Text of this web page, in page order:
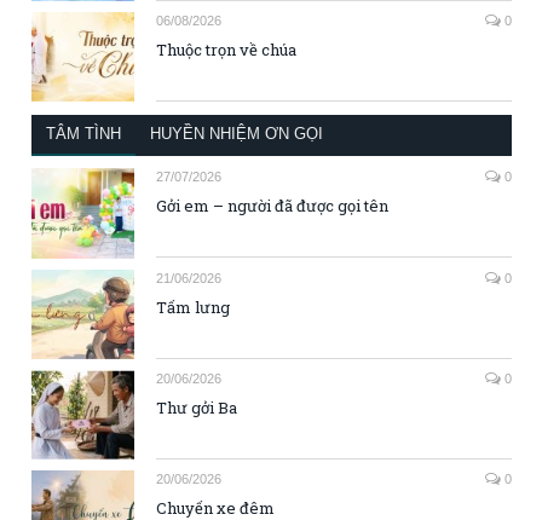
06/08/2026 0
Thuộc trọn về chúa
TÂM TÌNH HUYỀN NHIỆM ƠN GỌI
27/07/2026 0
Gởi em – người đã được gọi tên
21/06/2026 0
Tấm lưng
20/06/2026 0
Thư gởi Ba
20/06/2026 0
Chuyến xe đêm